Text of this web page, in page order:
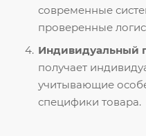
современные
проверенные
Индивидуальный
получает
учитывающие
специфики товара.